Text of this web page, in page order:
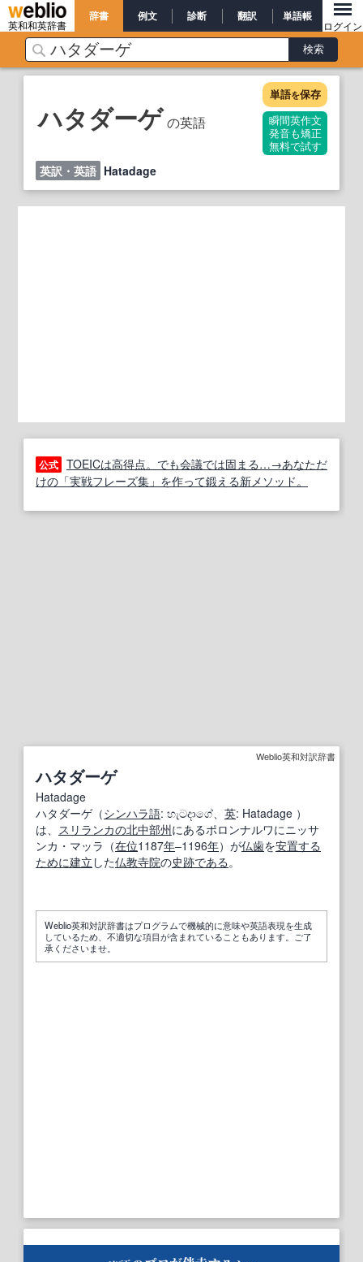
英和和英辞書
辞書 例文 診断 翻訳 単語帳
ログイン
ハタダーゲ の英語
単語を保存
瞬間英作文
発音も矯正
無料で試す
英訳・英語 Hatadage
公式 TOEICは高得点。でも会議では固まる…→あなただ
けの「実戦フレーズ集」を作って鍛える新メソッド。
Weblio英和対訳辞書
ハタダーゲ
Hatadage
ハタダーゲ（シンハラ語: හැටදාගේ、 英: Hatadage ）
は、 スリランカの北中部州にあるポロンナルワにニッサ
ンカ・マッラ（在位1187年–1196年）が仏歯を安置する
ために建立 した仏教寺院の史跡である 。
Weblio英和対訳辞書はプログラムで機械的に意味や英語表現を生成
しているため、不適切な項目が含まれていることもあります。ご了
承くださいませ。